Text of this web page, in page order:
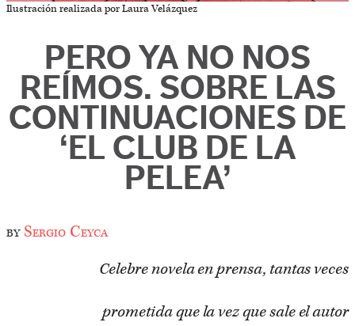
Ilustración realizada por Laura Velázquez
PERO YA NO NOS
REÍMOS. SOBRE LAS
CONTINUACIONES DE
‘EL CLUB DE LA
PELEA’
bySergio Ceyca
Celebre novela en prensa, tantas veces
prometida que la vez que sale el autor